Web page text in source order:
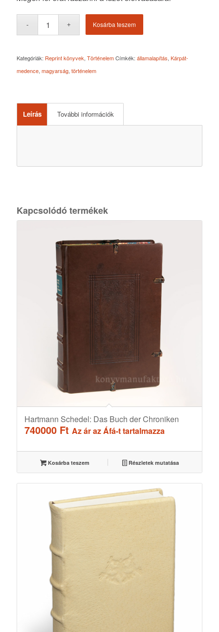
Kosárba teszem
Kategóriák: Reprint könyvek, Történelem Címkék: államalapítás, Kárpát-
medence, magyarság, történelem
Leírás További információk
Kapcsolódó termékek
Hartmann Schedel: Das Buch der Chroniken
740000 Ft Az ár az Áfá-t tartalmazza
Kosárba teszem Részletek mutatása